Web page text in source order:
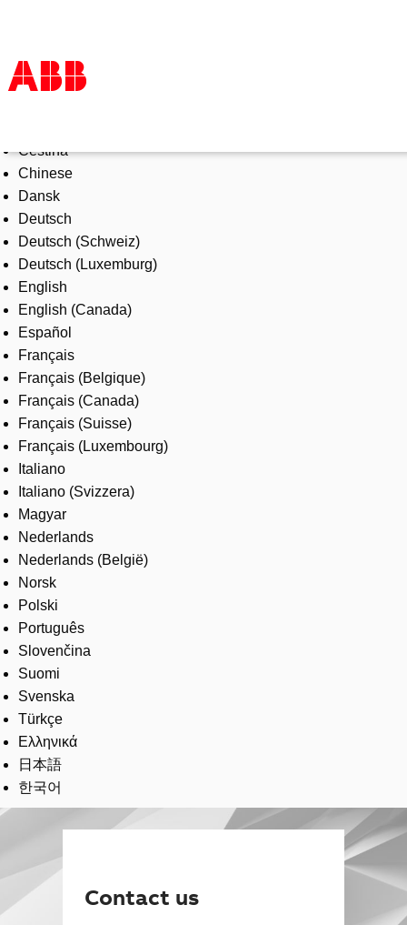
Products & Solutions
Industries
Services
About us
Where to buy
Contact us
Careers
Čeština
Chinese
Dansk
Deutsch
Deutsch (Schweiz)
Deutsch (Luxemburg)
English
English (Canada)
Español
Français
Français (Belgique)
Français (Canada)
Français (Suisse)
Français (Luxembourg)
Italiano
Italiano (Svizzera)
Magyar
Nederlands
Nederlands (België)
Norsk
Polski
Português
Slovenčina
Suomi
Svenska
Türkçe
Ελληνικά
日本語
한국어
Contact us